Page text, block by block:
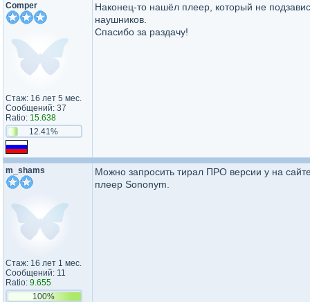
Comper
Стаж: 16 лет 5 мес.
Сообщений: 37
Ratio: 15.638
12.41%
Наконец-то нашёл плеер, который не
наушников.
Спасибо за раздачу!
m_shams
Стаж: 16 лет 1 мес.
Сообщений: 11
Ratio: 9.655
100%
Можно запросить тирал ПРО версии у на
плеер Sononym.